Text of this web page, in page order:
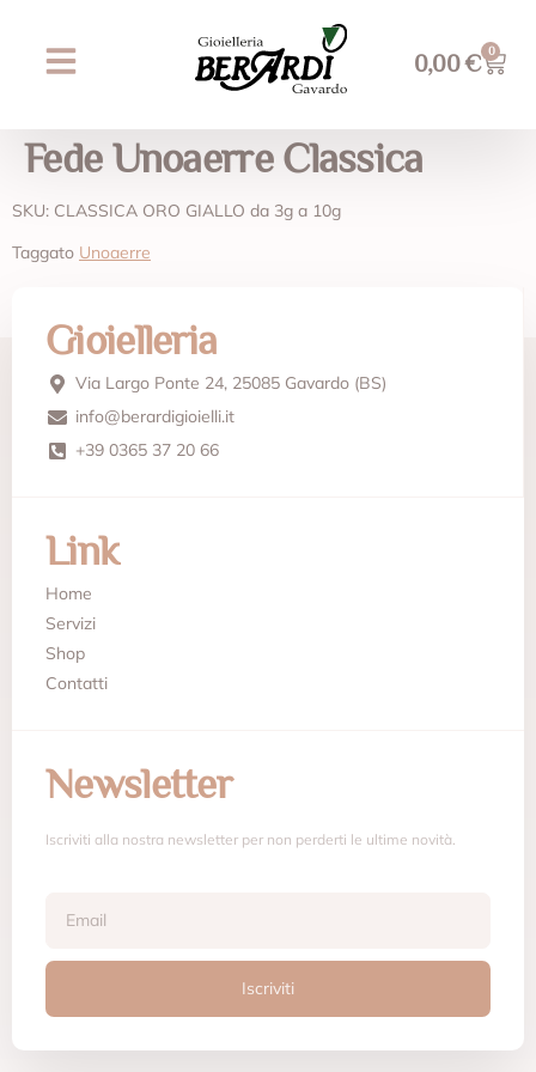
0,00€ 0
Fede Unoaerre Classica
SKU: CLASSICA ORO GIALLO da 3g a 10g
Taggato Unoaerre
Gioielleria
Via Largo Ponte 24, 25085 Gavardo (BS)
info@berardigioielli.it
+39 0365 37 20 66
Link
Home
Servizi
Shop
Contatti
Newsletter
Iscriviti alla nostra newsletter per non perderti le ultime novità.
Iscriviti